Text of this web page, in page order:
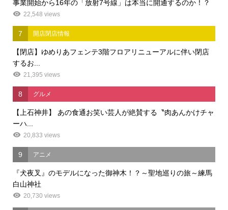
事業開始から16年の「放射7号線」は本当に開通するのか！？
22,548 views
7 開店閉店情報
【閉店】ゆめりあフェンテ3階フロアリニューアルに伴い閉店
するお...
21,395 views
8 グルメ
【上石神井】 あの食通お笑い芸人が絶賛する〝肉あんかけチャ
ーハ...
20,833 views
9 アニメ
『犬夜叉』のモデルになった御神木！？～聖地巡りの旅～練馬
白山神社
20,730 views